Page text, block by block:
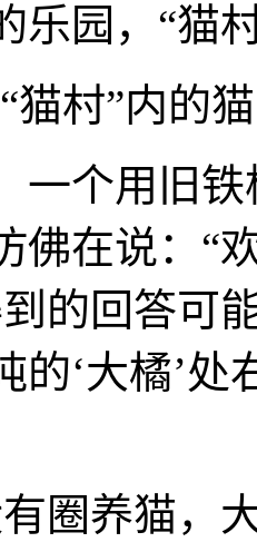
乐园，“猫
“猫村”内
个用旧铁
佛在说：“
的回答可
的‘大橘’处
养猫，大